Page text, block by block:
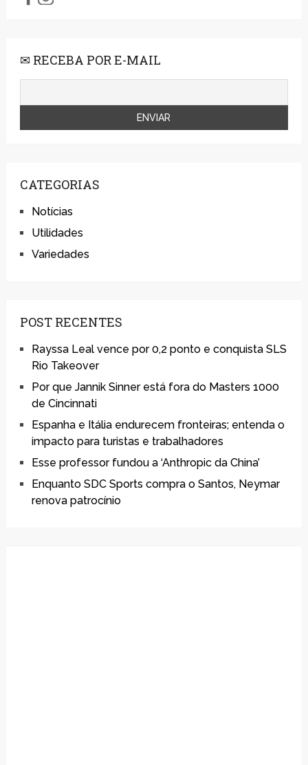
✉ RECEBA POR E-MAIL
CATEGORIAS
Notícias
Utilidades
Variedades
POST RECENTES
Rayssa Leal vence por 0,2 ponto e conquista SLS
Rio Takeover
Por que Jannik Sinner está fora do Masters 1000
de Cincinnati
Espanha e Itália endurecem fronteiras; entenda o
impacto para turistas e trabalhadores
Esse professor fundou a ‘Anthropic da China’
Enquanto SDC Sports compra o Santos, Neymar
renova patrocínio